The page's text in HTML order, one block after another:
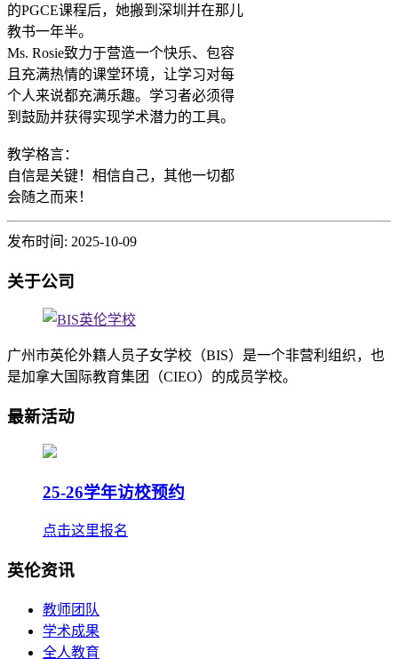
的PGCE课程后，她搬到深圳并在那儿
教书一年半。
Ms. Rosie致力于营造一个快乐、包容
且充满热情的课堂环境，让学习对每
个人来说都充满乐趣。学习者必须得
到鼓励并获得实现学术潜力的工具。
教学格言：
自信是关键！相信自己，其他一切都
会随之而来！
发布时间: 2025-10-09
关于公司
广州市英伦外籍人员子女学校（BIS）是一个非营利组织，也
是加拿大国际教育集团（CIEO）的成员学校。
最新活动
25-26学年访校预约
点击这里报名
英伦资讯
教师团队
学术成果
全人教育